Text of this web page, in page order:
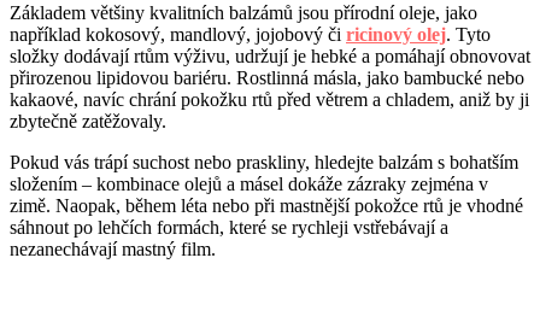
Základem většiny kvalitních balzámů jsou přírodní oleje, jako
například kokosový, mandlový, jojobový či ricinový olej. Tyto
složky dodávají rtům výživu, udržují je hebké a pomáhají obnovovat
přirozenou lipidovou bariéru. Rostlinná másla, jako bambucké nebo
kakaové, navíc chrání pokožku rtů před větrem a chladem, aniž by ji
zbytečně zatěžovaly.
Pokud vás trápí suchost nebo praskliny, hledejte balzám s bohatším
složením – kombinace olejů a másel dokáže zázraky zejména v
zimě. Naopak, během léta nebo při mastnější pokožce rtů je vhodné
sáhnout po lehčích formách, které se rychleji vstřebávají a
nezanechávají mastný film.